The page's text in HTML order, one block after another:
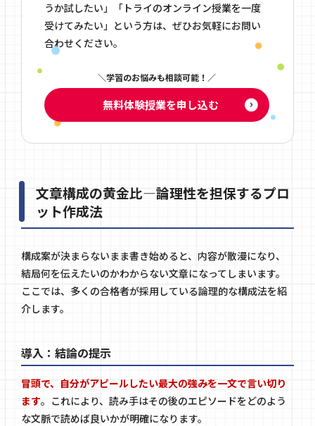
うか試したい」「トライのオンライン授業を一度
受けてみたい」という方は、ぜひお気軽にお問い
合わせください。
学習のお悩みも相談可能！
無料体験授業を申し込む
文章構成の黄金比―論理性を担保するプロ
ット作成法
構成案が決まらないまま書き始めると、内容が散漫になり、
結局何を伝えたいのかわからない文章になってしまいます。
ここでは、多くの合格者が採用している論理的な構成法を紹
介します。
導入：結論の提示
冒頭で、自分がアピールしたい最大の強みを一文で言い切り
ます。これにより、読み手はその後のエピソードをどのよう
な文脈で読めば良いかが明確になります。